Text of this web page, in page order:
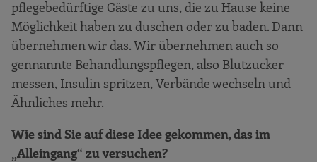
pflegebedürftige Gäste zu uns, die zu Hause keine
Möglichkeit haben zu duschen oder zu baden. Dann
übernehmen wir das. Wir übernehmen auch so
gennannte Behandlungspflegen, also Blutzucker
messen, Insulin spritzen, Verbände wechseln und
Ähnliches mehr.
Wie sind Sie auf diese Idee gekommen, das im
„Alleingang“ zu versuchen?